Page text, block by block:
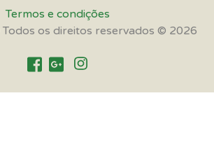
Termos e condições
os direitos reservados © 2026